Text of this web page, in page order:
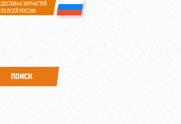
ДОСТАВКА ЗАПЧАСТЕЙ
ПО ВСЕЙ РОССИИ